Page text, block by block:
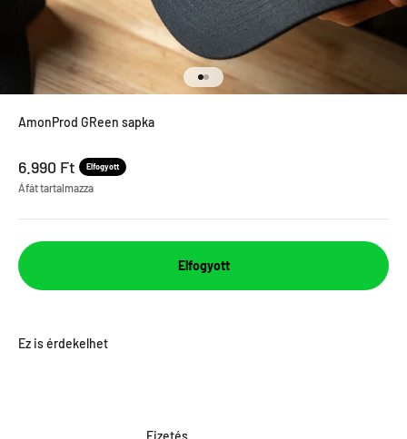
Menjen a termékre 1
Menjen a termékre 2
AmonProd GReen sapka
Leértékel ár
6.990 Ft Elfogyott
Áfát tartalmazza
Elfogyott
Fizetés